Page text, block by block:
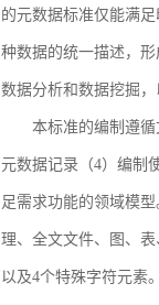
的元数据标准仅能满
种数据的统一描述，
数据分析和数据挖掘
本标准的编制遵
元数据记录（4）编制
足需求功能的领域模
理、全文文件、图、
以及4个特殊字符元素